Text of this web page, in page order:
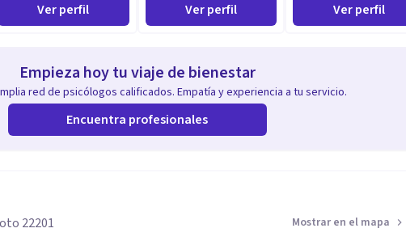
Ver perfil Ver perfil Ver perfil
Empieza hoy tu viaje de bienestar
red de psicólogos calificados. Empatía y experiencia a tu servicio.
Encuentra profesionales
22201
Mostrar en el mapa